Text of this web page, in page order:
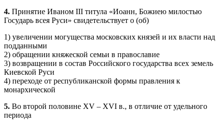
4. Принятие Иваном III титула «Иоанн, Божиею милостью
Государь всея Руси» свидетельствует о (об)
1) увеличении могущества московских князей и их власти над
подданными
2) обращении княжеской семьи в православие
3) возвращении в состав Российского государства всех земель
Киевской Руси
4) переходе от республиканской формы правления к
монархической
5. Во второй половине XV – XVI в., в отличие от удельного
периода